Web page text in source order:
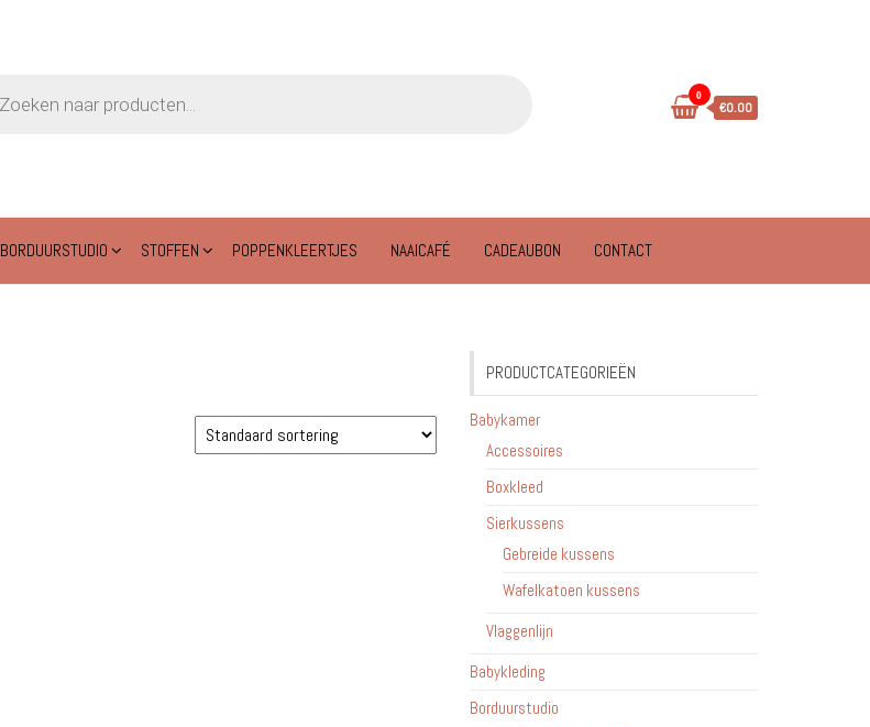
0
€0.00
BORDUURSTUDIO STOFFEN POPPENKLEERTJES NAAICAFÉ CADEAUBON CONTACT
PRODUCTCATEGORIEËN
Babykamer
Accessoires
Boxkleed
Sierkussens
Gebreide kussens
Wafelkatoen kussens
Vlaggenlijn
Babykleding
Borduurstudio